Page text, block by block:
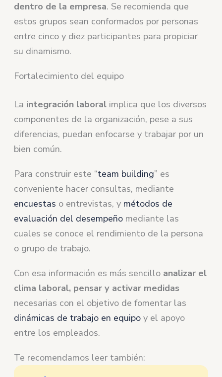
dentro de la empresa. Se recomienda que
estos grupos sean conformados por personas
entre cinco y diez participantes para propiciar
su dinamismo.
Fortalecimiento del equipo
La integración laboral implica que los diversos
componentes de la organización, pese a sus
diferencias, puedan enfocarse y trabajar por un
bien común.
Para construir este “team building” es
conveniente hacer consultas, mediante
encuestas o entrevistas, y métodos de
evaluación del desempeño mediante las
cuales se conoce el rendimiento de la persona
o grupo de trabajo.
Con esa información es más sencillo analizar el
clima laboral, pensar y activar medidas
necesarias con el objetivo de fomentar las
dinámicas de trabajo en equipo y el apoyo
entre los empleados.
Te recomendamos leer también: